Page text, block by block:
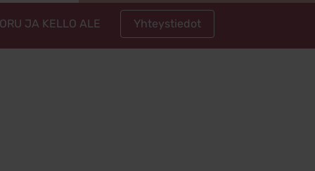
JA KELLO ALE Yhteystiedot